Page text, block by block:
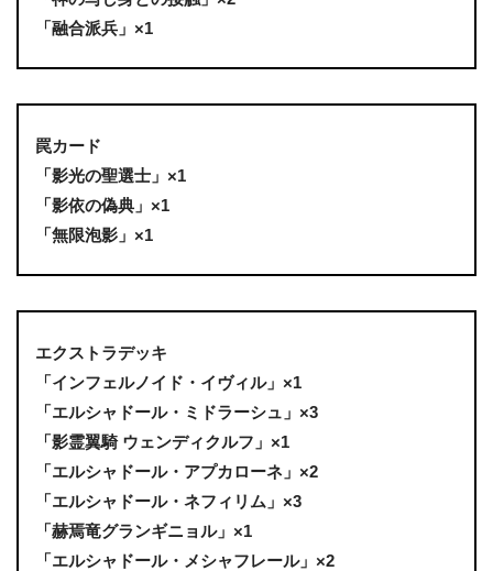
「融合派兵」×1
罠カード
「影光の聖選士」×1
「影依の偽典」×1
「無限泡影」×1
エクストラデッキ
「インフェルノイド・イヴィル」×1
「エルシャドール・ミドラーシュ」×3
「影霊翼騎 ウェンディクルフ」×1
「エルシャドール・アプカローネ」×2
「エルシャドール・ネフィリム」×3
「赫焉竜グランギニョル」×1
「エルシャドール・メシャフレール」×2